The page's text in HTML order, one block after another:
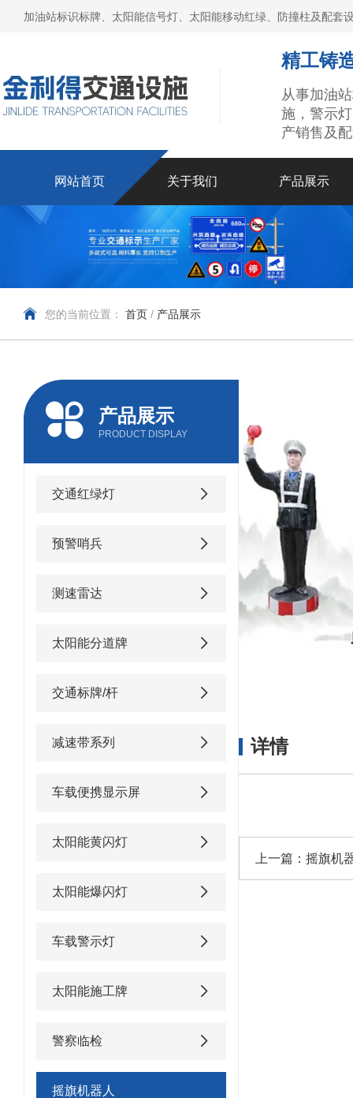
加油站标识标牌、太阳能信号灯、太阳能移动红绿、防撞柱及配
精工铸
从事加油
施，警示
产销售及
网站首页 关于我们 产品展示
您的当前位置： 首页 / 产品展示
产品展示
PRODUCT DISPLAY
交通红绿灯
预警哨兵
测速雷达
太阳能分道牌
交通标牌/杆
减速带系列
车载便携显示屏
太阳能黄闪灯
太阳能爆闪灯
车载警示灯
太阳能施工牌
警察临检
摇旗机器人
详情
上一篇：摇旗机